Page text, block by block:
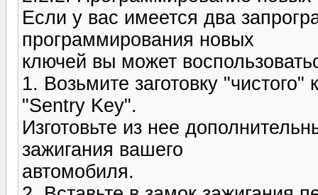
Если у вас имеется два
программирования новых
ключей вы может
1. Возьмите заготовку
"Sentry Key".
Изготовьте из нее
зажигания вашего
автомобиля.